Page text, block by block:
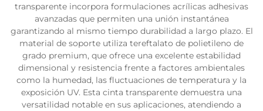
transparente incorpora formulaciones acrílicas adhesivas
avanzadas que permiten una unión instantánea
garantizando al mismo tiempo durabilidad a largo plazo. El
material de soporte utiliza tereftalato de polietileno de
grado premium, que ofrece una excelente estabilidad
dimensional y resistencia frente a factores ambientales
como la humedad, las fluctuaciones de temperatura y la
exposición UV. Esta cinta transparente demuestra una
versatilidad notable en sus aplicaciones, atendiendo a